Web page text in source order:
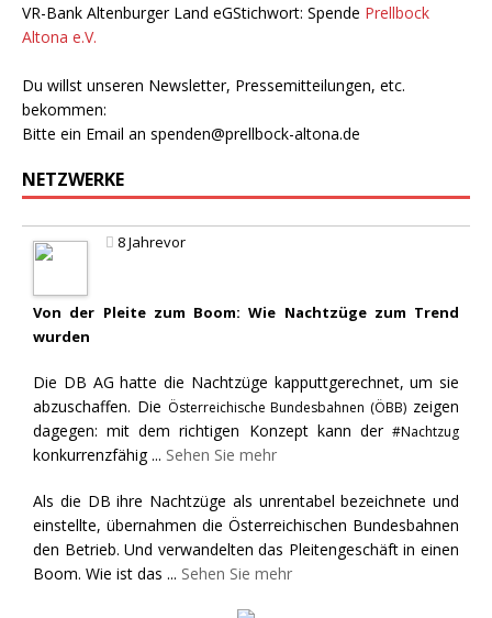
VR-Bank Altenburger Land eGStichwort: Spende Prellbock
Altona e.V.
Du willst unseren Newsletter, Pressemitteilungen, etc.
bekommen:
Bitte ein Email an spenden@prellbock-altona.de
NETZWERKE
8 Jahrevor
Von der Pleite zum Boom: Wie Nachtzüge zum Trend
wurden
Die DB AG hatte die Nachtzüge kapputtgerechnet, um sie
abzuschaffen. Die Österreichische Bundesbahnen (ÖBB) zeigen
dagegen: mit dem richtigen Konzept kann der #Nachtzug
konkurrenzfähig ... Sehen Sie mehr
Als die DB ihre Nachtzüge als unrentabel bezeichnete und
einstellte, übernahmen die Österreichischen Bundesbahnen
den Betrieb. Und verwandelten das Pleitengeschäft in einen
Boom. Wie ist das ... Sehen Sie mehr